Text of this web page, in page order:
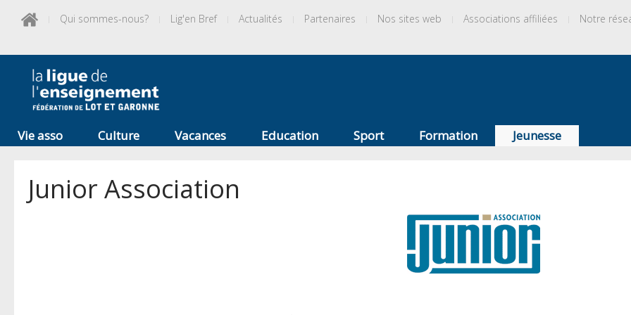
Qui sommes-nous? Lig'en Bref Actualités Partenaires Nos sites web Associations affiliées Notre
Vie asso Culture Vacances Education Sport Formation Jeunesse
Junior Association